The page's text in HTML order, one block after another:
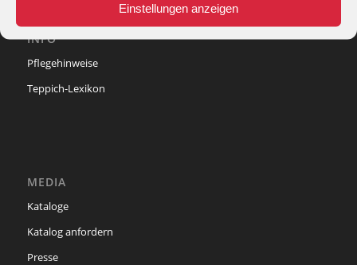
Einstellungen anzeigen
INFO
Pflegehinweise
Teppich-Lexikon
MEDIA
Kataloge
Katalog anfordern
Presse